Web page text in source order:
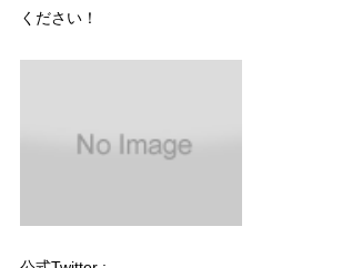
ください！